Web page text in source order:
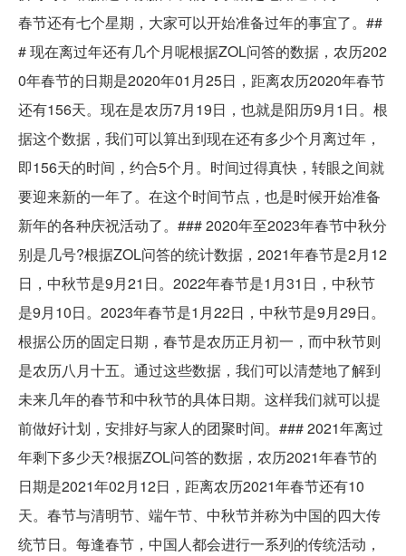
春节还有七个星期，大家可以开始准备过年的事宜了。##
# 现在离过年还有几个月呢根据ZOL问答的数据，农历202
0年春节的日期是2020年01月25日，距离农历2020年春节
还有156天。现在是农历7月19日，也就是阳历9月1日。根
据这个数据，我们可以算出到现在还有多少个月离过年，
即156天的时间，约合5个月。时间过得真快，转眼之间就
要迎来新的一年了。在这个时间节点，也是时候开始准备
新年的各种庆祝活动了。### 2020年至2023年春节中秋分
别是几号?根据ZOL问答的统计数据，2021年春节是2月12
日，中秋节是9月21日。2022年春节是1月31日，中秋节
是9月10日。2023年春节是1月22日，中秋节是9月29日。
根据公历的固定日期，春节是农历正月初一，而中秋节则
是农历八月十五。通过这些数据，我们可以清楚地了解到
未来几年的春节和中秋节的具体日期。这样我们就可以提
前做好计划，安排好与家人的团聚时间。### 2021年离过
年剩下多少天?根据ZOL问答的数据，农历2021年春节的
日期是2021年02月12日，距离农历2021年春节还有10
天。春节与清明节、端午节、中秋节并称为中国的四大传
统节日。每逢春节，中国人都会进行一系列的传统活动，